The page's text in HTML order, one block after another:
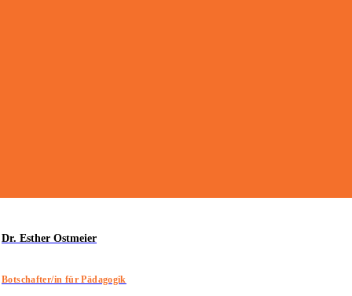
Dr. Esther Ostmeier
Botschafter/in für Pädagogik